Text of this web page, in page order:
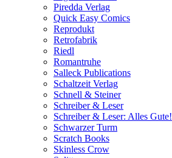
Piredda Verlag
Quick Easy Comics
Reprodukt
Retrofabrik
Riedl
Romantruhe
Salleck Publications
Schaltzeit Verlag
Schnell & Steiner
Schreiber & Leser
Schreiber & Leser: Alles Gute!
Schwarzer Turm
Scratch Books
Skinless Crow